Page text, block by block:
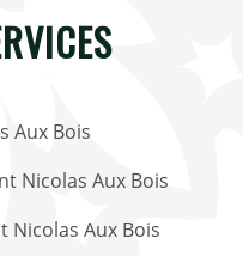
Aux Bois
Nicolas Aux Bois
Nicolas Aux Bois